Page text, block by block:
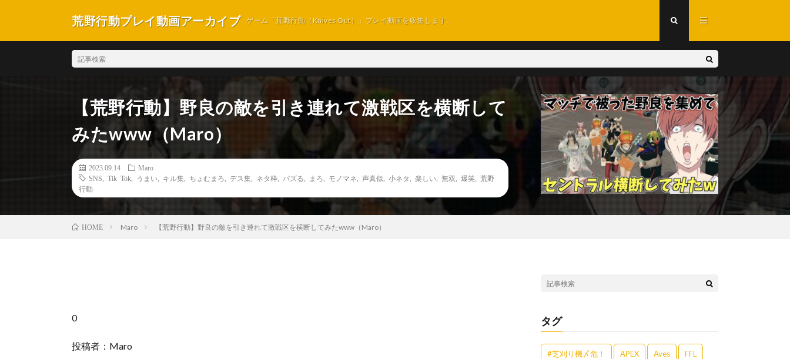
荒野行動プレイ動画アーカイブ ゲーム「荒野行動（Knives Out）」プレイ動画を収集します。
【荒野行動】野良の敵を引き連れて激戦区を横断して
みたwww（Maro）
2023.09.14
Maro
SNS
Tik Tok うまい キル集 ちょむまろ デス集 ネタ枠 バズる まろ モノマネ 声真似 小ネタ 楽しい 無双 爆笑
荒野
行動
HOME Maro 【荒野行動】野良の敵を引き連れて激戦区を横断してみたwww（Maro）
0
投稿者：Maro
タグ
#芝刈り機〆危！ APEX Aves FFL